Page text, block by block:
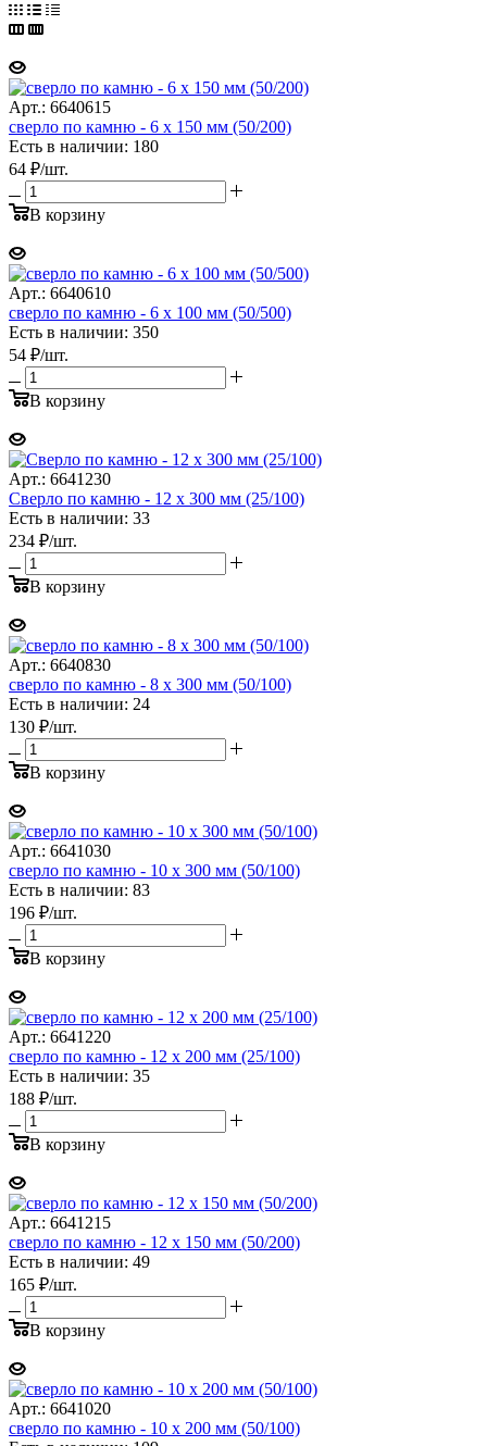
Арт.: 6640615
сверло по камню - 6 х 150 мм (50/200)
Есть в наличии: 180
64 ₽/шт.
В корзину
Арт.: 6640610
сверло по камню - 6 х 100 мм (50/500)
Есть в наличии: 350
54 ₽/шт.
В корзину
Арт.: 6641230
Сверло по камню - 12 х 300 мм (25/100)
Есть в наличии: 33
234 ₽/шт.
В корзину
Арт.: 6640830
сверло по камню - 8 х 300 мм (50/100)
Есть в наличии: 24
130 ₽/шт.
В корзину
Арт.: 6641030
сверло по камню - 10 х 300 мм (50/100)
Есть в наличии: 83
196 ₽/шт.
В корзину
Арт.: 6641220
сверло по камню - 12 х 200 мм (25/100)
Есть в наличии: 35
188 ₽/шт.
В корзину
Арт.: 6641215
сверло по камню - 12 х 150 мм (50/200)
Есть в наличии: 49
165 ₽/шт.
В корзину
Арт.: 6641020
сверло по камню - 10 х 200 мм (50/100)